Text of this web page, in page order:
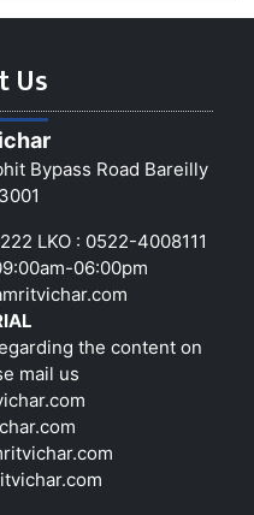
Us
Bypass Road Bareilly
LKO : 0522-4008111
06:00pm
the content on
mail us